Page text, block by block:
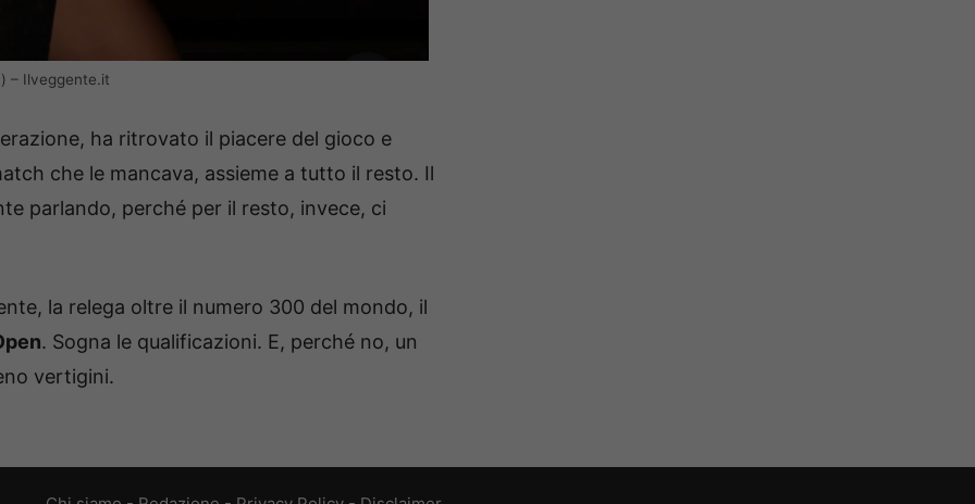
– Ilveggente.it
ha ritrovato il piacere del gioco e
che le mancava, assieme a tutto il resto. Il
parlando, perché per il resto, invece, ci
la relega oltre il numero 300 del mondo, il
. Sogna le qualificazioni. E, perché no, un
vertigini.